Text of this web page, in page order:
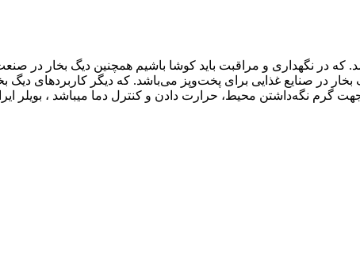
در نگهداری و مراقبت باید کوشا باشیم همچنین دیگ بخار در
در صنایع غذایی برای پخت‌وپز می‌باشد. که دیگر کاربردهای دیگ
نگه‌داشتن محیط، حرارت دادن و کنترل دما میباشد ، بویلر